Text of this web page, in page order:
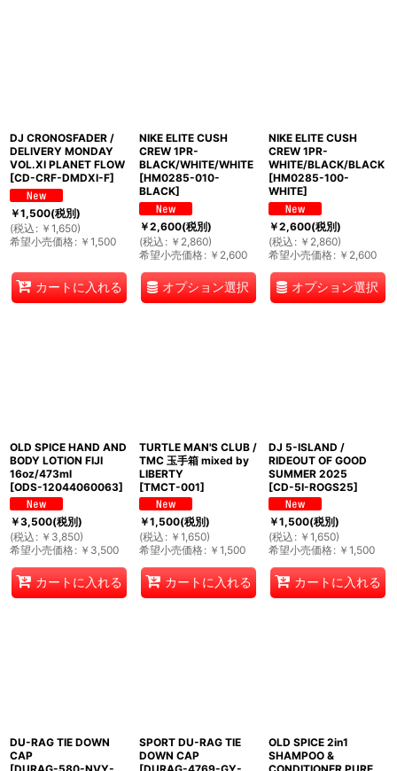
DJ CRONOSFADER /
DELIVERY MONDAY
VOL.XI PLANET FLOW
[CD-CRF-DMDXI-F]
￥1,500(税別)
(税込 : ￥ 1,650)
希望小売価格: ￥ 1,500
カートに入れる
NIKE ELITE CUSH
CREW 1PR-
BLACK/WHITE/WHITE
[HM0285-010-
BLACK]
￥2,600(税別)
(税込 : ￥ 2,860)
希望小売価格: ￥ 2,600
オプション選択
NIKE ELITE CUSH
CREW 1PR-
WHITE/BLACK/BLACK
[HM0285-100-
WHITE]
￥2,600(税別)
(税込 : ￥ 2,860)
希望小売価格: ￥ 2,600
オプション選択
OLD SPICE HAND AND
BODY LOTION FIJI
16oz/473ml
[ODS-12044060063]
￥3,500(税別)
(税込 : ￥ 3,850)
希望小売価格: ￥ 3,500
カートに入れる
TURTLE MAN'S CLUB /
TMC 玉手箱 mixed by
LIBERTY
[TMCT-001]
￥1,500(税別)
(税込 : ￥ 1,650)
希望小売価格: ￥ 1,500
カートに入れる
DJ 5-ISLAND /
RIDEOUT OF GOOD
SUMMER 2025
[CD-5I-ROGS25]
￥1,500(税別)
(税込 : ￥ 1,650)
希望小売価格: ￥ 1,500
カートに入れる
DU-RAG TIE DOWN
CAP
SPORT DU-RAG TIE
DOWN CAP
OLD SPICE 2in1
SHAMPOO &